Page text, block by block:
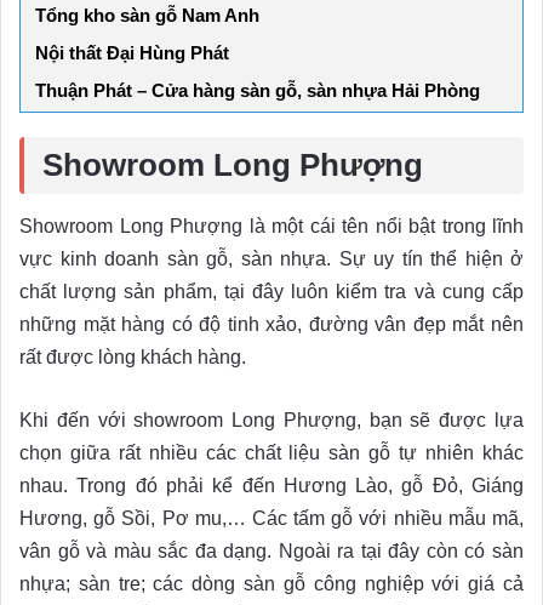
Tổng kho sàn gỗ Nam Anh
Nội thất Đại Hùng Phát
Thuận Phát – Cửa hàng sàn gỗ, sàn nhựa Hải Phòng
Showroom Long Phượng
Showroom Long Phượng là một cái tên nổi bật trong lĩnh
vực kinh doanh sàn gỗ, sàn nhựa. Sự uy tín thể hiện ở
chất lượng sản phẩm, tại đây luôn kiểm tra và cung cấp
những mặt hàng có độ tinh xảo, đường vân đẹp mắt nên
rất được lòng khách hàng.
Khi đến với showroom Long Phượng, bạn sẽ được lựa
chọn giữa rất nhiều các chất liệu sàn gỗ tự nhiên khác
nhau. Trong đó phải kể đến Hương Lào, gỗ Đỏ, Giáng
Hương, gỗ Sồi, Pơ mu,… Các tấm gỗ với nhiều mẫu mã,
vân gỗ và màu sắc đa dạng. Ngoài ra tại đây còn có sàn
nhựa; sàn tre; các dòng sàn gỗ công nghiệp với giá cả